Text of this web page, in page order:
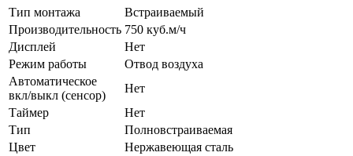
Тип монтажа
Встраиваемый
Производительность 750 куб.м/ч
Дисплей
Нет
Режим работы
Отвод воздуха
Автоматическое
вкл/выкл (сенсор)
Нет
Таймер
Нет
Тип
Полновстраиваемая
Цвет
Нержавеющая сталь